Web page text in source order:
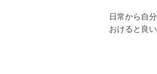
日常から自
おけると良